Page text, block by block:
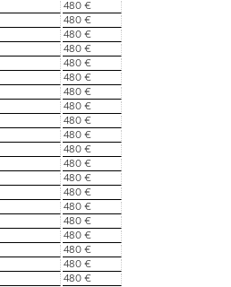
480 €
480 €
480 €
480 €
480 €
480 €
480 €
480 €
480 €
480 €
480 €
480 €
480 €
480 €
480 €
480 €
480 €
480 €
480 €
480 €